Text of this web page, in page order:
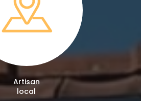
Artisan
local